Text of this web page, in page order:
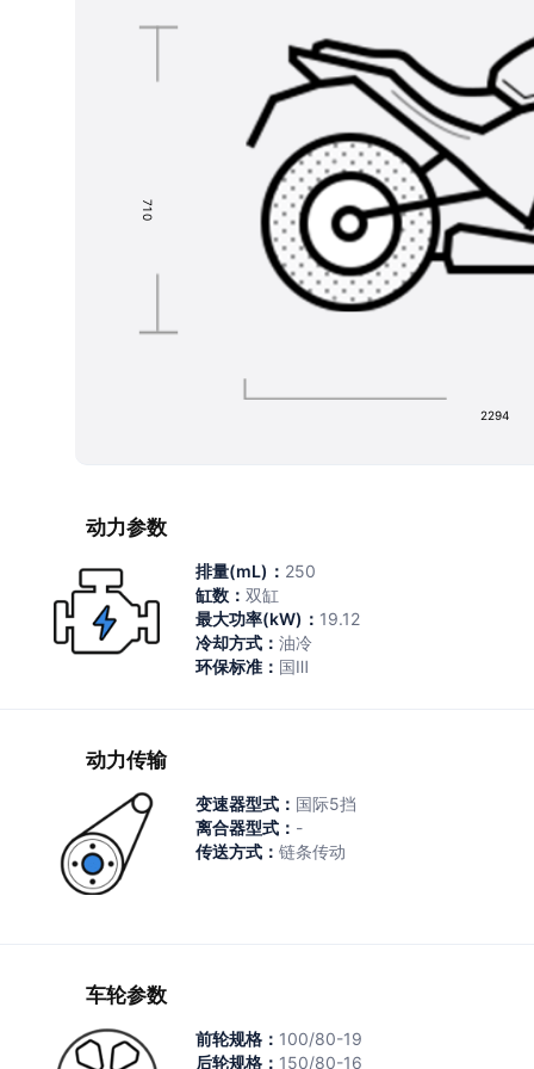
7
1
0
2294
动力参数
排量(mL)： 250
缸数： 双缸
最大功率(kW)： 19.12
冷却方式： 油冷
环保标准： 国Ⅲ
动力传输
变速器型式： 国际5挡
离合器型式： -
传送方式： 链条传动
车轮参数
前轮规格： 100/80-19
后轮规格： 150/80-16